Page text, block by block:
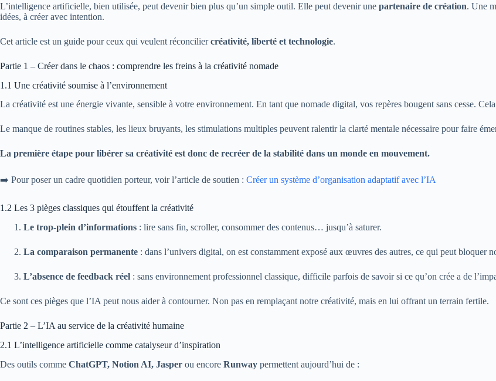
L’intelligence artificielle, bien utilisée, peut devenir bien plus qu’un simple outil. Elle peut devenir une partenaire de création. Une
idées, à créer avec intention.
Cet article est un guide pour ceux qui veulent réconciliercréativité, liberté et technologie.
Partie 1 – Créer dans le chaos : comprendre les freins à la créativité nomade
1.1 Une créativité soumise à l’environnement
La créativité est une énergie vivante, sensible à votre environnement. En tant que nomade digital, vos repères bougent sans cesse.
Le manque de routines stables, les lieux bruyants, les stimulations multiples peuvent ralentir la clarté mentale nécessaire pour faire
La première étape pour libérer sa créativité est donc de recréer de la stabilité dans un monde en mouvement.
➡️ Pour poser un cadre quotidien porteur, voir l’article de soutien : Créer un système d’organisation adaptatif avec l’IA
1.2 Les 3 pièges classiques qui étouffent la créativité
Le trop-plein d’informations : lire sans fin, scroller, consommer des contenus… jusqu’à saturer.
La comparaison permanente : dans l’univers digital, on est constamment exposé aux œuvres des autres, ce qui peut bloquer
L’absence de feedback réel : sans environnement professionnel classique, difficile parfois de savoir si ce qu’on crée a de
Ce sont ces pièges que l’IA peut nous aider à contourner. Non pas en remplaçant notre créativité, mais en lui offrant un terrain fertile.
Partie 2 – L’IA au service de la créativité humaine
2.1 L’intelligence artificielle comme catalyseur d’inspiration
Des outils comme ChatGPT, Notion AI, Jasper ou encore Runway permettent aujourd’hui de :